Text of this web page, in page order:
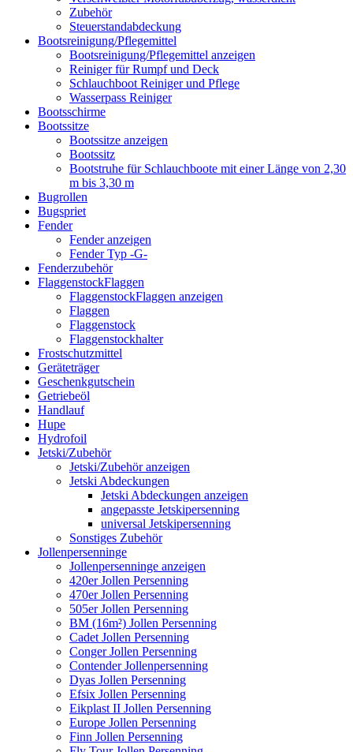
Zubehör
Steuerstandabdeckung
Bootsreinigung/Pflegemittel
Bootsreinigung/Pflegemittel anzeigen
Reiniger für Rumpf und Deck
Schlauchboot Reiniger und Pflege
Wasserpass Reiniger
Bootsschirme
Bootssitze
Bootssitze anzeigen
Bootssitz
Bootstruhe für Schlauchboote mit einer Länge von 2,30
m bis 3,30 m
Bugrollen
Bugspriet
Fender
Fender anzeigen
Fender Typ -G-
Fenderzubehör
FlaggenstockFlaggen
FlaggenstockFlaggen anzeigen
Flaggen
Flaggenstock
Flaggenstockhalter
Frostschutzmittel
Geräteträger
Geschenkgutschein
Getriebeöl
Handlauf
Hupe
Hydrofoil
Jetski/Zubehör
Jetski/Zubehör anzeigen
Jetski Abdeckungen
Jetski Abdeckungen anzeigen
angepasste Jetskipersenning
universal Jetskipersenning
Sonstiges Zubehör
Jollenpersenninge
Jollenpersenninge anzeigen
420er Jollen Persenning
470er Jollen Persenning
505er Jollen Persenning
BM (16m²) Jollen Persenning
Cadet Jollen Persenning
Conger Jollen Persenning
Contender Jollenpersenning
Dyas Jollen Persenning
Efsix Jollen Persenning
Eikplast II Jollen Persenning
Europe Jollen Persenning
Finn Jollen Persenning